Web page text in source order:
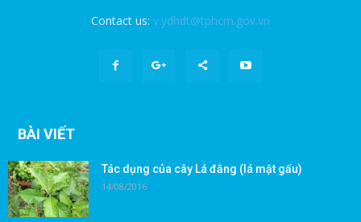
Contact us: v.ydhdt@tphcm.gov.vn
BÀI VIẾT
Tác dụng của cây Lá đắng (lá mật gấu)
14/08/2016